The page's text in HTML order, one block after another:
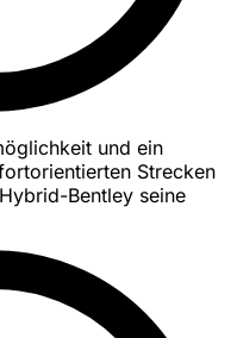
und ein
Strecken
Bentley seine